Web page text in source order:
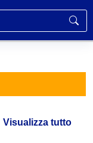
Visualizza tutto